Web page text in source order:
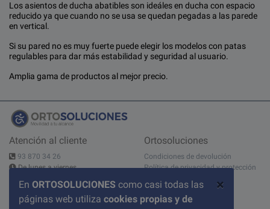
×
En ORTOSOLUCIONES como casi todas las
páginas web utiliza cookies propias y de
Los asientos de ducha abatibles son ideáles en ducha con espacio
reducido ya que cuando no se usa se quedan pegadas a las parede
en vertical.
Si su pared no es muy fuerte puede elegir los modelos con patas
regulables para dar más estabilidad y seguridad al usuario.
Amplia gama de productos al mejor precio.
Atención al cliente
93 870 34 26
De lunes a viernes
Contáctanos
C/ del Pont nº 17, 1A
Ortosoluciones
Condiciones de devolución
Política de privacidad y protección
Aviso legal
Sobre nosotros